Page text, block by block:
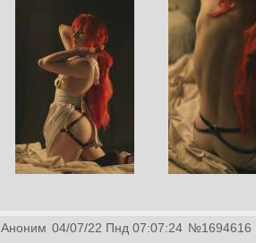
Аноним 04/07/22 Пнд 07:07:24 №1694616